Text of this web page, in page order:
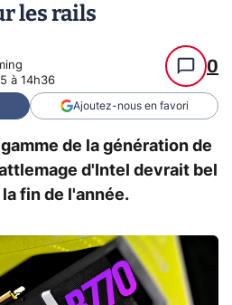
les rails
à 14h36
0
Ajoutez-nous en favori
de la génération de
d'Intel devrait bel
fin de l'année.